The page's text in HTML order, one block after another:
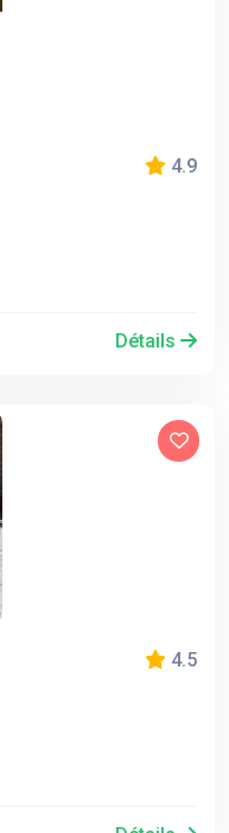
4.9
Détails
4.5